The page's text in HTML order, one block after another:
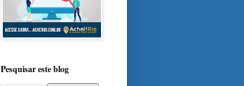
Pesquisar este blog